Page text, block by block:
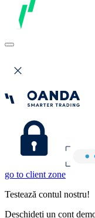
go to client zone
Testează contul nostru!
Deschideți un cont